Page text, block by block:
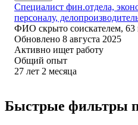
Специалист фин.отдела,
персоналу,
ФИО скрыто соискателем, 63
Обновлено 8 августа 2025
Активно ищет работу
Общий опыт
27 лет 2 месяца
Быстрые фильтры